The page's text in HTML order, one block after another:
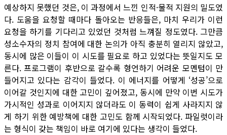
예상하지 못했던 것은, 이 과정에서 느낀 인적·물적 지원의 밀도였
다. 도움을 요청할 때마다 돌아오는 반응들은, 마치 우리가 이런
요청을 하기를 기다리고 있었던 것처럼 느껴질 정도였다. 그만큼
성소수자의 정치 참여에 대한 논의가 아직 충분히 열리지 않았고,
동시에 많은 이들이 이 시도를 필요로 하고 있었다는 뜻일지도 모
른다. 프로그램이 후반으로 갈수록 형언하기 어려운 모멘텀이 만
들어지고 있다는 감각이 들었다. 이 에너지를 어떻게 ‘성공’으로
이어갈 것인지에 대한 고민이 깊어졌고, 동시에 만약 이번 시도가
가시적인 성과로 이어지지 않더라도 이 동력이 쉽게 사라지지 않
게 하기 위한 예방책에 대한 고민도 함께 시작되었다. 파일럿이라
는 형식이 갖는 책임이 바로 여기에 있다는 생각이 들었다.